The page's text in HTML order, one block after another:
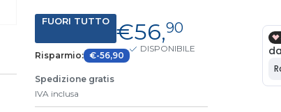
FUORI TUTTO €56,90
Risparmio: €-56,90
DISPONIBILE
Spedizione gratis
IVA inclusa